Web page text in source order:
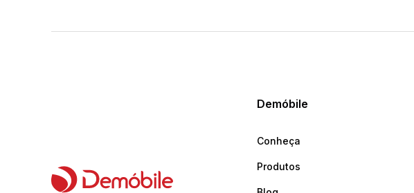
Demóbile
Conheça
Produtos